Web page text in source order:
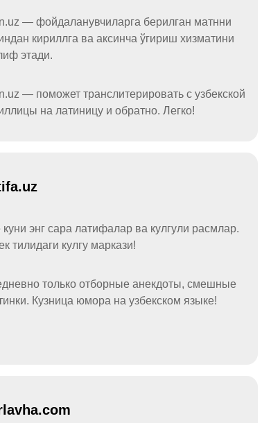
— фойдаланувчиларга берилган матнни
кириллга ва аксинча ўгириш хизматини
этади.
— поможет транслитерировать с узбекской
на латиницу и обратно. Легко!
куни энг сара латифалар ва кулгули расмлар.
тилидаги кулгу маркази!
только отборные анекдоты, смешные
Кузница юмора на узбекском языке!